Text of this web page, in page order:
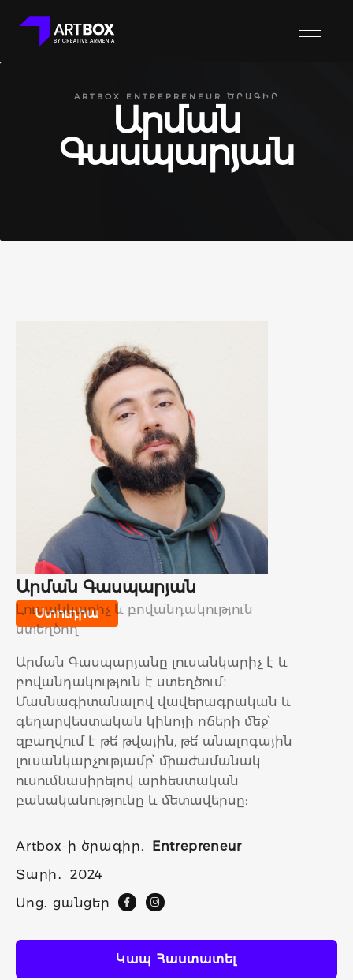
ARTBOX ENTREPRENEUR ԾՐԱԳԻՐ
Արման
Գասպարյան
Ստուդիա
Արման Գասպարյանը լուսանկարիչ է և
բովանդակություն է ստեղծում։
Մասնագիտանալով վավերագրական և
գեղարվեստական կինոյի ոճերի մեջ՝
զբաղվում է թե՛ թվային, թե՛ անալոգային
լուսանկարչությամբ՝ միաժամանակ
ուսումնասիրելով արհեստական ​​
բանականությունը և մետավերսը:
Artbox-ի ծրագիր.
Entrepreneur
Տարի․
2024
Սոց․ ցանցեր
Կապ Հաստատել
Արման Գասպարյան
Լուսանկարիչ և բովանդակություն
ստեղծող